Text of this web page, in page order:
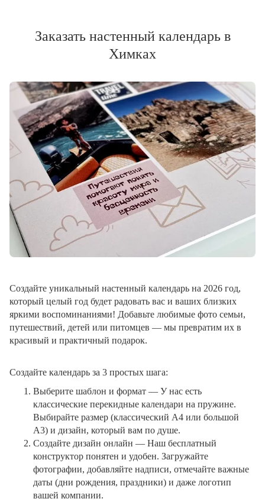
Заказать настенный календарь в
Химках
Создайте уникальный настенный календарь на 2026 год,
который целый год будет радовать вас и ваших близких
яркими воспоминаниями! Добавьте любимые фото семьи,
путешествий, детей или питомцев — мы превратим их в
красивый и практичный подарок.
Создайте календарь за 3 простых шага:
Выберите шаблон и формат — У нас есть
классические перекидные календари на пружине.
Выбирайте размер (классический A4 или большой
A3) и дизайн, который вам по душе.
Создайте дизайн онлайн — Наш бесплатный
конструктор понятен и удобен. Загружайте
фотографии, добавляйте надписи, отмечайте важные
даты (дни рождения, праздники) и даже логотип
вашей компании.